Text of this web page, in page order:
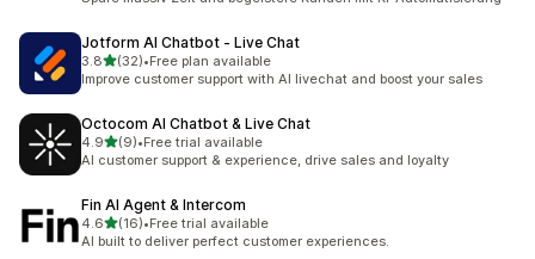
Jotform AI Chatbot ‑ Live Chat
3.8滿分 5 顆星
(32)
共有 32 則評價
•Free plan available
Improve customer support with AI livechat and boost your sales
Octocom AI Chatbot & Live Chat
4.9滿分 5 顆星
(9)
共有 9 則評價
•Free trial available
AI customer support & experience, drive sales and loyalty
Fin AI Agent & Intercom
4.6滿分 5 顆星
(16)
共有 16 則評價
•Free trial available
AI built to deliver perfect customer experiences.